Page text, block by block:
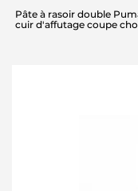
Pâte à rasoir double
cuir d'affutage coupe